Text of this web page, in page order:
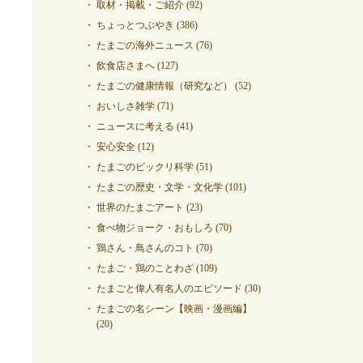
取材・掲載・ご紹介 (92)
ちょっとつぶやき (386)
たまごの海外ニュース (76)
飲食店さまへ (127)
たまごの健康情報（研究など）
(52)
おいしさ雑学 (71)
ニュースに考える (41)
安心安全 (12)
たまごのビックリ科学 (51)
たまごの歴史・文学・文化学 (101)
世界のたまごアート (23)
食べ物ジョーク・おもしろ (70)
鶏さん・鳥さんのコト (70)
たまご・鶏のことわざ (109)
たまごと偉人有名人のエピソード (30)
たまごの名シーン【映画・漫画編】
(20)